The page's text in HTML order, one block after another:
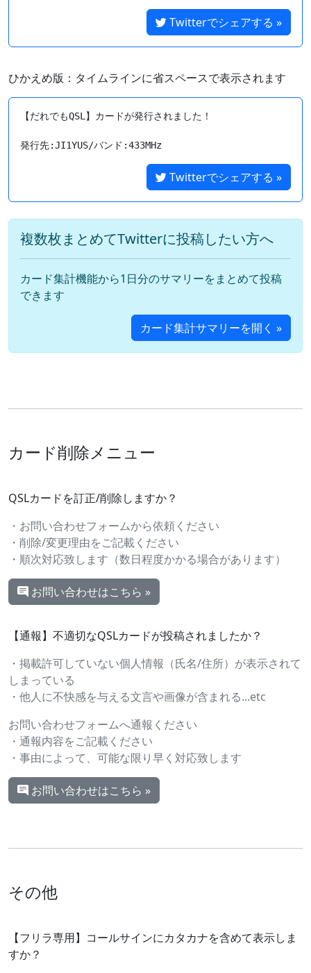
Twitterでシェアする »
ひかえめ版：タイムラインに省スペースで表示されます
【だれでもQSL】カードが発行されました！
Twitterでシェアする »
複数枚まとめてTwitterに投稿したい方へ
カード集計機能から1日分のサマリーをまとめて投稿
できます
カード集計サマリーを開く »
カード削除メニュー
QSLカードを訂正/削除しますか？
・お問い合わせフォームから依頼ください
・削除/変更理由をご記載ください
・順次対応致します（数日程度かかる場合があります）
お問い合わせはこちら »
【通報】不適切なQSLカードが投稿されましたか？
・掲載許可していない個人情報（氏名/住所）が表示されて
しまっている
・他人に不快感を与える文言や画像が含まれる...etc
お問い合わせフォームへ通報ください
・通報内容をご記載ください
・事由によって、可能な限り早く対応致します
お問い合わせはこちら »
その他
【フリラ専用】コールサインにカタカナを含めて表示しま
すか？